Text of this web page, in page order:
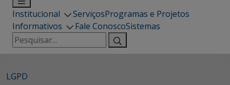
Institucional ServiçosProgramas e Projetos
Informativos
Fale ConoscoSistemas
Pesquisar
por:
LGPD